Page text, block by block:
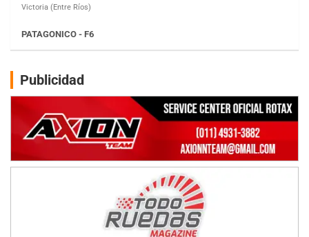
Juventud Unida (Tierra)
NORESTE SANTAFESINO - F6
Ciudad de Avellaneda (Asfalto)
Avellaneda (Santa Fe)
SUR SANTAFESINO - F4
José Samuel Sánchez (Tierra)
COBERTURA ESPECIAL DE E-KART.COM.AR
Publicidad